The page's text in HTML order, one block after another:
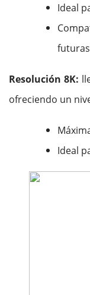
Ideal
futuras
Resolución 8K:
ofreciendo un
Ideal